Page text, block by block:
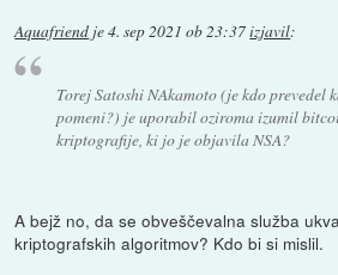
Aquafriend je4. sep 2021 ob 23:37izjavil:
Torej Satoshi NAkamoto (je kdo prevedel
pomeni?) je uporabil oziroma izumil
kriptografije, ki jo je objavila NSA?
A bejž no, da se obveščevalna služba
kriptografskih algoritmov? Kdo bi si mislil.